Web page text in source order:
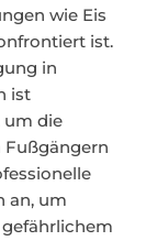
wie Eis
ist.
in
ist
um die
Fußgängern
an, um